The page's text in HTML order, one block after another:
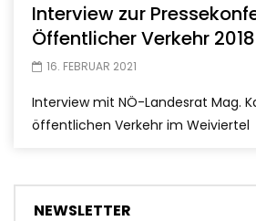
Interview zur
Öffentlicher Verkehr
16. FEBRUAR 2021
Interview mit NÖ-Landesrat Mag.
öffentlichen Verkehr im Weiviertel
NEWSLETTER